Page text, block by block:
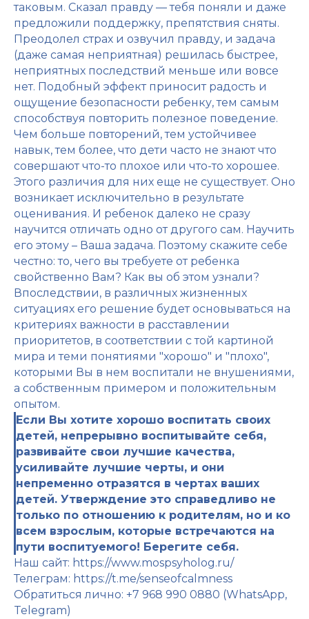
таковым. Сказал правду — тебя поняли и даже
предложили поддержку, препятствия сняты.
Преодолел страх и озвучил правду, и задача
(даже самая неприятная) решилась быстрее,
неприятных последствий меньше или вовсе
нет. Подобный эффект приносит радость и
ощущение безопасности ребенку, тем самым
способствуя повторить полезное поведение.
Чем больше повторений, тем устойчивее
навык, тем более, что дети часто не знают что
совершают что-то плохое или что-то хорошее.
Этого различия для них еще не существует. Оно
возникает исключительно в результате
оценивания. И ребенок далеко не сразу
научится отличать одно от другого сам. Научить
его этому – Ваша задача. Поэтому скажите себе
честно: то, чего вы требуете от ребенка
свойственно Вам? Как вы об этом узнали?
Впоследствии, в различных жизненных
ситуациях его решение будет основываться на
критериях важности в расставлении
приоритетов, в соответствии с той картиной
мира и теми понятиями "хорошо" и "плохо",
которыми Вы в нем воспитали не внушениями,
а собственным примером и положительным
опытом.
Если Вы хотите хорошо воспитать своих
детей, непрерывно воспитывайте себя,
развивайте свои лучшие качества,
усиливайте лучшие черты, и они
непременно отразятся в чертах ваших
детей. Утверждение это справедливо не
только по отношению к родителям, но и ко
всем взрослым, которые встречаются на
пути воспитуемого! Берегите себя.
Наш сайт: https://www.mospsyholog.ru/
Телеграм: https://t.me/senseofcalmness
Обратиться лично: +7 968 990 0880 (WhatsApp,
Telegram)